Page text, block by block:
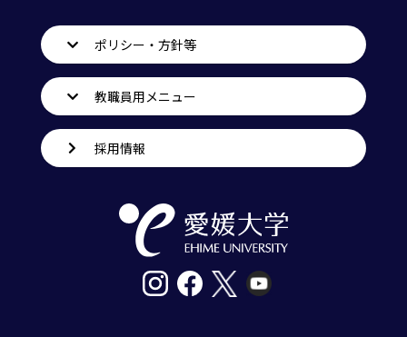
ポリシー・方針等
教職員用メニュー
採用情報